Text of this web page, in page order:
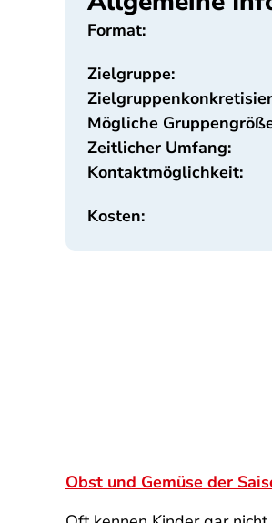
Format:
Zielgruppe:
Mögliche
Zeitlicher Umfang:
Kontaktmöglichkeit:
Kosten:
Obst und Gemüse der